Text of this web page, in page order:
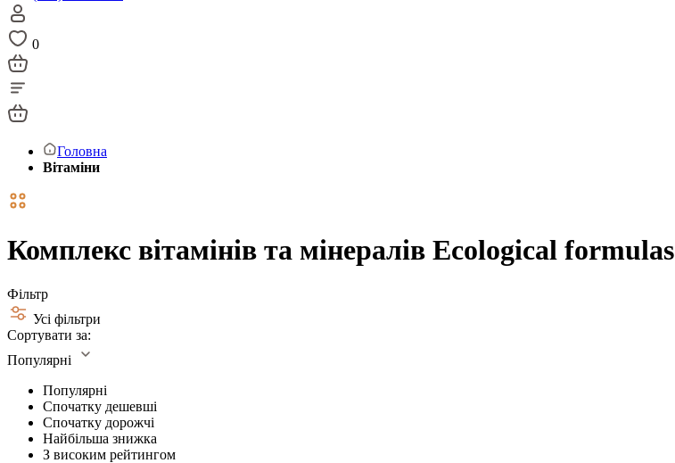
0
Головна
Вітаміни
Комплекс вітамінів та мінералів Ecological formulas
Фільтр
Усі фільтри
Сортувати за:
Популярні
Популярні
Спочатку дешевші
Спочатку дорожчі
Найбільша знижка
З високим рейтингом